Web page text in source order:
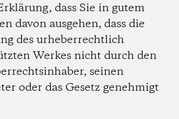
dass Sie in gutem
davon ausgehen, dass die
des urheberrechtlich
Werkes nicht durch den
seinen
oder das Gesetz genehmigt